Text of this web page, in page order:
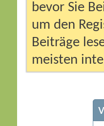
bevor Sie
um den
Beiträge
meisten